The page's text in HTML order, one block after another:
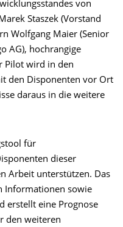
von
Staszek (Vorstand
Wolfgang Maier (Senior
AG), hochrangige
Pilot wird in den
den Disponenten vor Ort
daraus in die weitere
für
dieser
Arbeit unterstützen. Das
Informationen sowie
erstellt eine Prognose
den weiteren